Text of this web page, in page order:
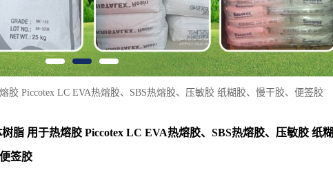
胶 Piccotex LC EVA热熔胶、SBS热熔胶、压敏胶 纸糊胶、慢干胶、便签胶
脂 用于热熔胶 Piccotex LC EVA热熔胶、SBS热熔胶、压敏胶 纸糊
签胶